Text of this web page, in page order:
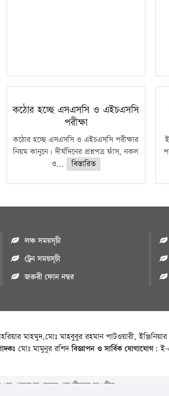
কঠোর হচ্ছে এসএসসি ও এইচএসসি
পরীক্ষা
কঠোর হচ্ছে এসএসসি ও এইচএসসি পরীক্ষার
নিয়ম কানুনে। দীর্ঘদিনের প্রশ্নপত্র ফাঁস, নকল
ও...
বিস্তারিত
লঞ্চ সময়সূচী
ট্রেন সময়সূচী
জরুরী ফোন নম্বর
মাহমুদ,মোঃ মাহবুবুর রহমান পাটওয়ারী,
মোঃ মামুনুর রশিদবিজ্ঞাপন ও সার্বিক যোগাযোগ: ই-
ক্ষেত্রে ঋন স্বীকার বাঞ্চনীয় ।